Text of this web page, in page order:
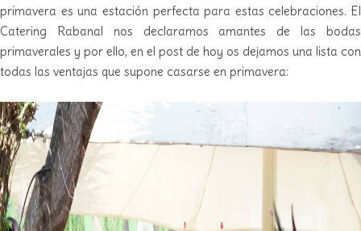
primavera es una estación perfecta para estas celebraciones. El
Catering Rabanal nos declaramos amantes de las bodas
primaverales y por ello, en el post de hoy os dejamos una lista con
todas las ventajas que supone casarse en primavera: